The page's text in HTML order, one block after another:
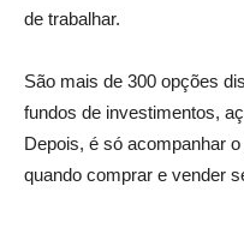
de trabalhar.
São mais de 300 opções
fundos de investimentos,
Depois, é só acompanhar
quando comprar e vender